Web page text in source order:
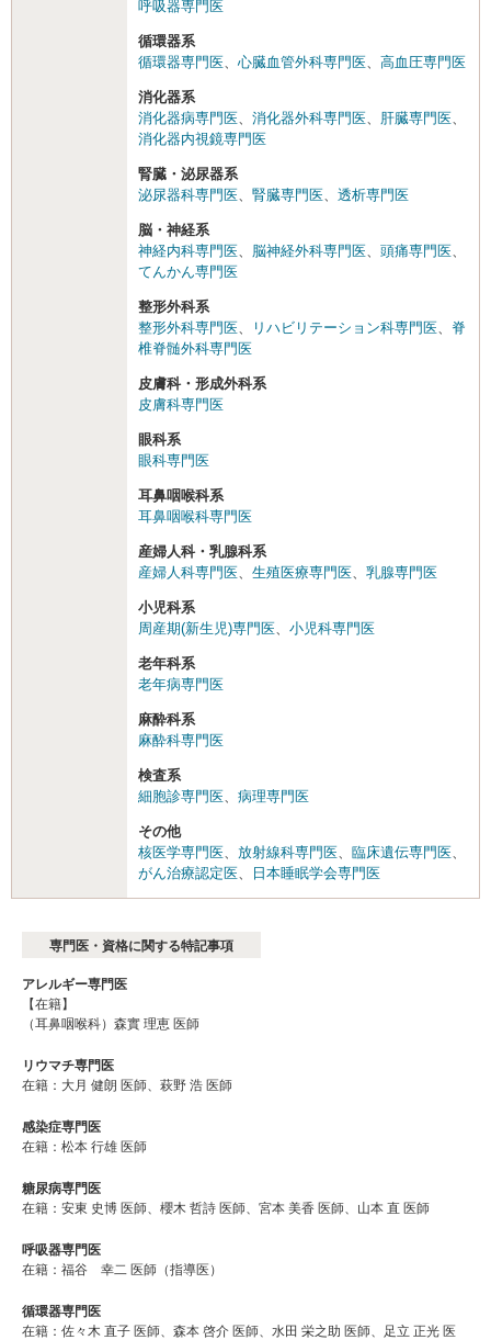
呼吸器専門医
循環器系
循環器専門医
心臓血管外科専門医 高血圧専門医
消化器系
消化器病専門医
消化器外科専門医 肝臓専門医
消化器内視鏡専門医
腎臓・泌尿器系
泌尿器科専門医
腎臓専門医 透析専門医
脳・神経系
神経内科専門医
脳神経外科専門医 頭痛専門医
てんかん専門医
整形外科系
整形外科専門医
リハビリテーション科専門医
脊
椎脊髄外科専門医
皮膚科・形成外科系
皮膚科専門医
眼科系
眼科専門医
耳鼻咽喉科系
耳鼻咽喉科専門医
産婦人科・乳腺科系
産婦人科専門医
生殖医療専門医 乳腺専門医
小児科系
周産期(新生児)専門医
小児科専門医
老年科系
老年病専門医
麻酔科系
麻酔科専門医
検査系
細胞診専門医
病理専門医
その他
核医学専門医
放射線科専門医 臨床遺伝専門医
がん治療認定医
日本睡眠学会専門医
専門医・資格に関する特記事項
アレルギー専門医
【在籍】
（耳鼻咽喉科）森實 理恵 医師
リウマチ専門医
在籍：大月 健朗 医師、萩野 浩 医師
感染症専門医
在籍：松本 ⾏雄 医師
糖尿病専門医
在籍：安東 史博 医師、櫻木 哲詩 医師、宮本 美香 医師、山本 直 医師
呼吸器専門医
在籍：福谷 幸二 医師（指導医）
循環器専門医
在籍：佐々木 直子 医師、森本 啓介 医師、水田 栄之助 医師、足立 正光 医